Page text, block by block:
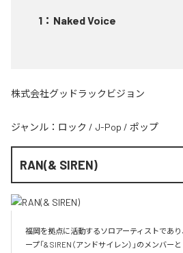
1 ： Naked Voice
株式会社グッドラックビジョン
ジャンル： ロック / J-Pop / ポップ
RAN(& SIREN)
福岡を拠点に活動するソロアーティストであ
ープ「& SIREN（アンドサイレン）」のメンバー